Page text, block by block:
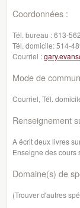
Coordonnées :
Tél. bureau :613-
Tél. domicile:514-
Courriel :
Mode de
Courriel, Tél.
Renseignement
A écrit deux livres
Enseigne des cours
Domaine(s) de
(Trouver d'autres